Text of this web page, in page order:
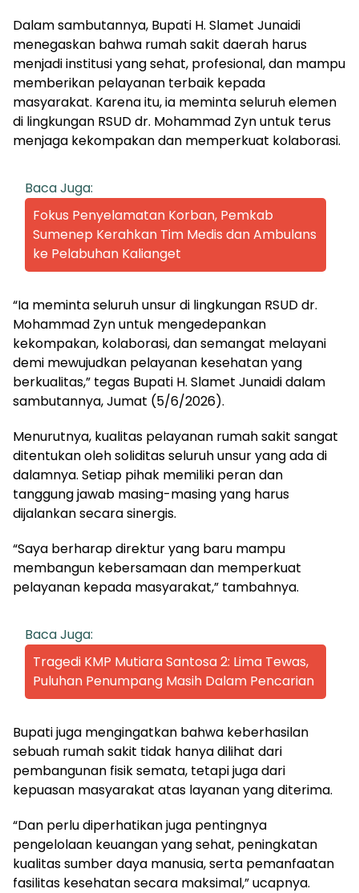
Dalam sambutannya, Bupati H. Slamet Junaidi
menegaskan bahwa rumah sakit daerah harus
menjadi institusi yang sehat, profesional, dan mampu
memberikan pelayanan terbaik kepada
masyarakat. Karena itu, ia meminta seluruh elemen
di lingkungan RSUD dr. Mohammad Zyn untuk terus
menjaga kekompakan dan memperkuat kolaborasi.
Baca Juga:
Fokus Penyelamatan Korban, Pemkab
Sumenep Kerahkan Tim Medis dan Ambulans
ke Pelabuhan Kalianget
“Ia meminta seluruh unsur di lingkungan RSUD dr.
Mohammad Zyn untuk mengedepankan
kekompakan, kolaborasi, dan semangat melayani
demi mewujudkan pelayanan kesehatan yang
berkualitas,” tegas Bupati H. Slamet Junaidi dalam
sambutannya, Jumat (5/6/2026).
Menurutnya, kualitas pelayanan rumah sakit sangat
ditentukan oleh soliditas seluruh unsur yang ada di
dalamnya. Setiap pihak memiliki peran dan
tanggung jawab masing-masing yang harus
dijalankan secara sinergis.
“Saya berharap direktur yang baru mampu
membangun kebersamaan dan memperkuat
pelayanan kepada masyarakat,” tambahnya.
Baca Juga:
Tragedi KMP Mutiara Santosa 2: Lima Tewas,
Puluhan Penumpang Masih Dalam Pencarian
Bupati juga mengingatkan bahwa keberhasilan
sebuah rumah sakit tidak hanya dilihat dari
pembangunan fisik semata, tetapi juga dari
kepuasan masyarakat atas layanan yang diterima.
“Dan perlu diperhatikan juga pentingnya
pengelolaan keuangan yang sehat, peningkatan
kualitas sumber daya manusia, serta pemanfaatan
fasilitas kesehatan secara maksimal,” ucapnya.